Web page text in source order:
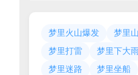
梦里火山爆发 梦里
梦里打雷
梦里下大
梦里迷路
梦里坐船